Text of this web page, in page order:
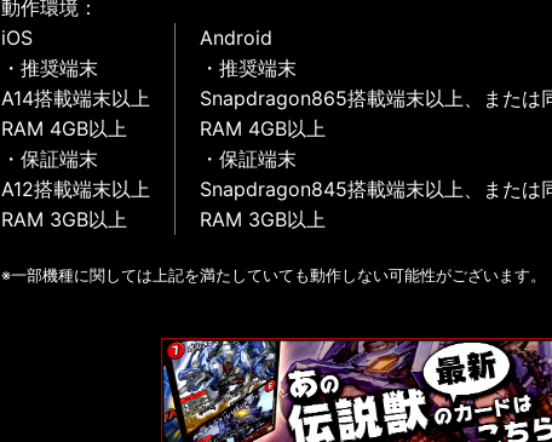
動作環境：
iOS
・推奨端末
A14搭載端末以上
RAM 4GB以上
・保証端末
A12搭載端末以上
RAM 3GB以上
Android
・推奨端末
Snapdragon865搭載端末以上、または
RAM 4GB以上
・保証端末
Snapdragon845搭載端末以上、または
RAM 3GB以上
※一部機種に関しては上記を満たしていても動作しない可能性がございます。